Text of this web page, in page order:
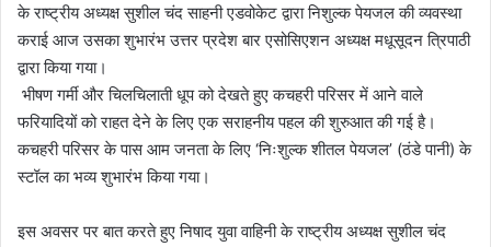
के राष्ट्रीय अध्यक्ष सुशील चंद साहनी एडवोकेट द्वारा निशुल्क पेयजल की व्यवस्था
कराई आज उसका शुभारंभ उत्तर प्रदेश बार एसोसिएशन अध्यक्ष मधूसूदन त्रिपाठी
द्वारा किया गया।
​ भीषण गर्मी और चिलचिलाती धूप को देखते हुए कचहरी परिसर में आने वाले
फरियादियों को राहत देने के लिए एक सराहनीय पहल की शुरुआत की गई है।
कचहरी परिसर के पास आम जनता के लिए ‘निःशुल्क शीतल पेयजल’ (ठंडे पानी) के
स्टॉल का भव्य शुभारंभ किया गया।
इस अवसर पर बात करते हुए निषाद युवा वाहिनी के राष्ट्रीय अध्यक्ष सुशील चंद